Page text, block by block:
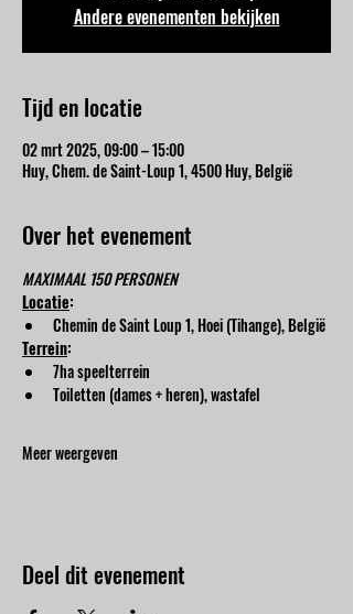
Andere evenementen bekijken
Tijd en locatie
02 mrt 2025, 09:00 – 15:00
Huy, Chem. de Saint-Loup 1, 4500 Huy, België
Over het evenement
MAXIMAAL 150 PERSONEN
Locatie:
Chemin de Saint Loup 1, Hoei (Tihange), België
Terrein:
7ha speelterrein
Toiletten (dames + heren), wastafel
Meer weergeven
Deel dit evenement